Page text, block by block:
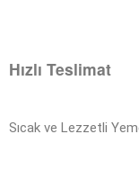
Hızlı Teslimat
Sıcak ve Lezzetli